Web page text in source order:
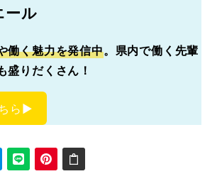
ール
働く魅力を発信中。県内で働く先輩
盛りだくさん！
ら▶︎